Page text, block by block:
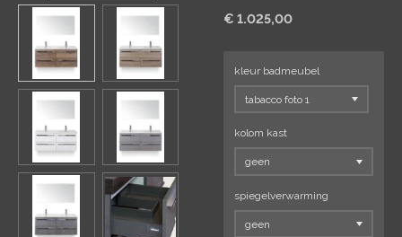
€ 1.025,00
kleur badmeubel
kolom kast
spiegelverwarming